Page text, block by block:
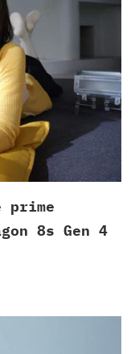
prime
8s Gen 4